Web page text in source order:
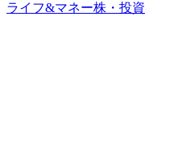
ライフ&マネー株・投資